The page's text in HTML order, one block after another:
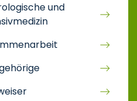
und